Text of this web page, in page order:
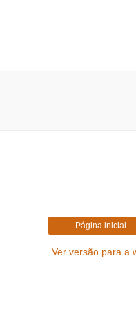
Página inicial
Ver versão para a